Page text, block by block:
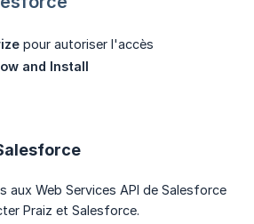
pour autoriser l'accès
and Install
aux Web Services API de Salesforce
Praiz et Salesforce.